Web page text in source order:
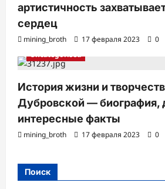
артистичность
сердец
mining_broth 17 февраля 2023
0
Uncategorised
История жизни и
Дубровской — биография,
интересные факты
mining_broth 17 февраля 2023 0
Поиск